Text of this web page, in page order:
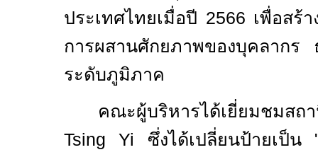
ประเทศไทยเมื่อปี 2566 เพื่อสร้
การผสานศักยภาพของบุคลาก
ระดับภูมิภาค
คณะผู้บริหารได้เยี่ยมชม
Tsing Yi ซึ่งได้เปลี่ยนป้ายเป็น